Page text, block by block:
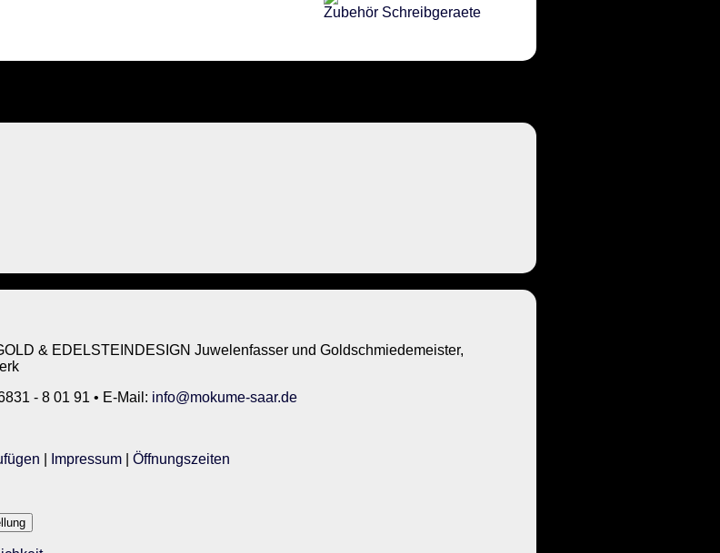
Zubehör Schreibgeraete
& EDELSTEINDESIGN Juwelenfasser und Goldschmiedemeister,
- 8 01 91 • E-Mail: info@mokume-saar.de
Impressum Öffnungszeiten